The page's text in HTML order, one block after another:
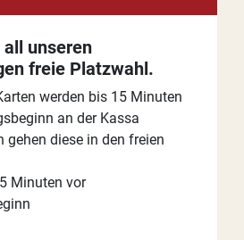
all unseren
freie Platzwahl.
werden bis 15 Minuten
an der Kassa
gehen diese in den freien
Minuten vor